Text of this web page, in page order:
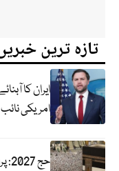
تازہ ترین
ایران کا
امریکی